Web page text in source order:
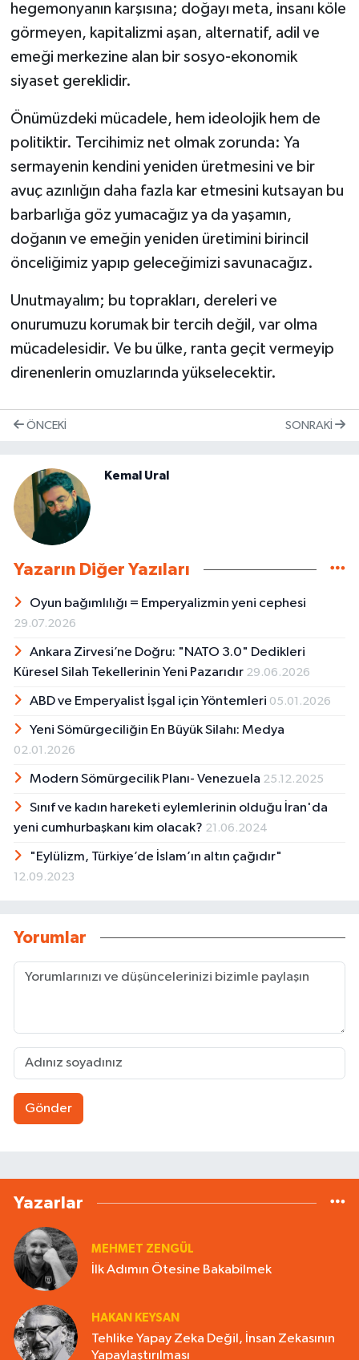
hegemonyanın karşısına; doğayı meta, insanı köle
görmeyen, kapitalizmi aşan, alternatif, adil ve
emeği merkezine alan bir sosyo-ekonomik
siyaset gereklidir.
Önümüzdeki mücadele, hem ideolojik hem de
politiktir. Tercihimiz net olmak zorunda: Ya
sermayenin kendini yeniden üretmesini ve bir
avuç azınlığın daha fazla kar etmesini kutsayan bu
barbarlığa göz yumacağız ya da yaşamın,
doğanın ve emeğin yeniden üretimini birincil
önceliğimiz yapıp geleceğimizi savunacağız.
Unutmayalım; bu toprakları, dereleri ve
onurumuzu korumak bir tercih değil, var olma
mücadelesidir. Ve bu ülke, ranta geçit vermeyip
direnenlerin omuzlarında yükselecektir.
ÖNCEKI SONRAKI
Kemal Ural
Yazarın Diğer Yazıları
Oyun bağımlılığı = Emperyalizmin yeni cephesi
29.07.2026
Ankara Zirvesi’ne Doğru: "NATO 3.0" Dedikleri
Küresel Silah Tekellerinin Yeni Pazarıdır 29.06.2026
ABD ve Emperyalist İşgal için Yöntemleri 05.01.2026
Yeni Sömürgeciliğin En Büyük Silahı: Medya
02.01.2026
Modern Sömürgecilik Planı- Venezuela 25.12.2025
Sınıf ve kadın hareketi eylemlerinin olduğu İran'da
yeni cumhurbaşkanı kim olacak? 21.06.2024
"Eylülizm, Türkiye’de İslam’ın altın çağıdır"
12.09.2023
Yorumlar
Gönder
Yazarlar
MEHMET ZENGÜL
İlk Adımın Ötesine Bakabilmek
HAKAN KEYSAN
Tehlike Yapay Zeka Değil, İnsan Zekasının
Yapaylaştırılması